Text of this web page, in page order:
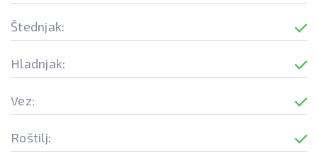
Štednjak:
Hladnjak:
Vez:
Roštilj: